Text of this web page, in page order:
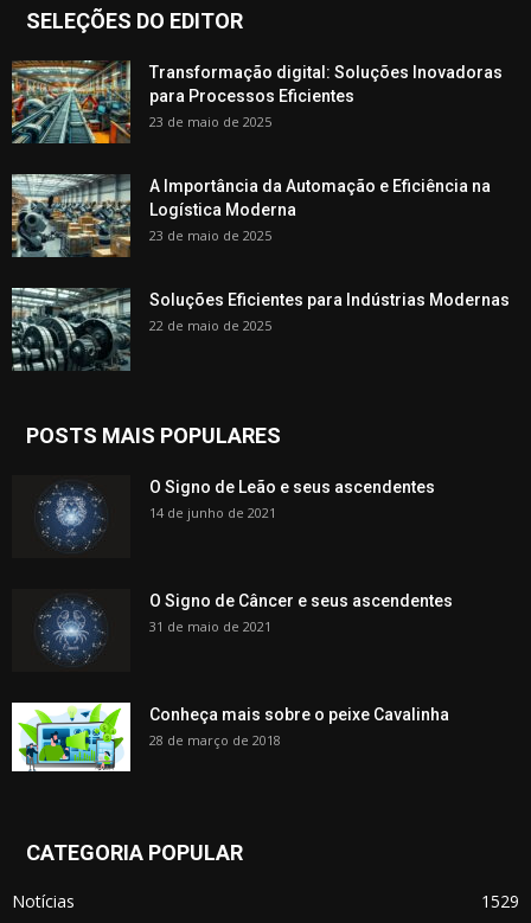
SELEÇÕES DO EDITOR
Transformação digital: Soluções Inovadoras
para Processos Eficientes
23 de maio de 2025
A Importância da Automação e Eficiência na
Logística Moderna
23 de maio de 2025
Soluções Eficientes para Indústrias Modernas
22 de maio de 2025
POSTS MAIS POPULARES
O Signo de Leão e seus ascendentes
14 de junho de 2021
O Signo de Câncer e seus ascendentes
31 de maio de 2021
Conheça mais sobre o peixe Cavalinha
28 de março de 2018
CATEGORIA POPULAR
Notícias
1529